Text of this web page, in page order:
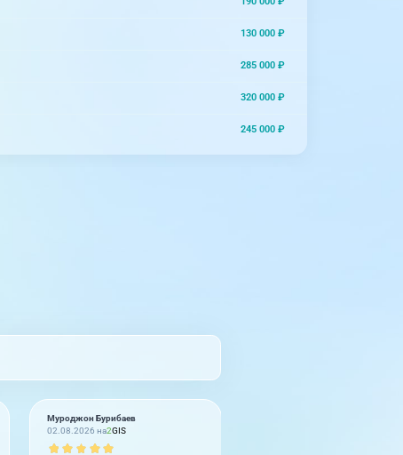
130 000 ₽
285 000 ₽
320 000 ₽
245 000 ₽
Муроджон Бурибаев
02.08.2026 на2GIS